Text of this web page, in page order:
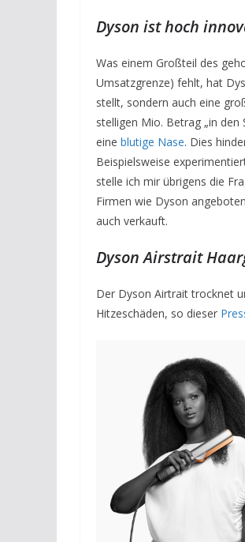
Dyson ist hoch
Was einem Großteil des
Umsatzgrenze) fehlt, hat
stellt, sondern auch eine
stelligen Mio. Betrag „in
eine blutige Nase. Dies
Beispielsweise
stelle ich mir übrigens die
Firmen wie Dyson
auch verkauft.
Dyson Airstrait
Der Dyson Airtrait trocknet
Hitzeschäden, so dieser